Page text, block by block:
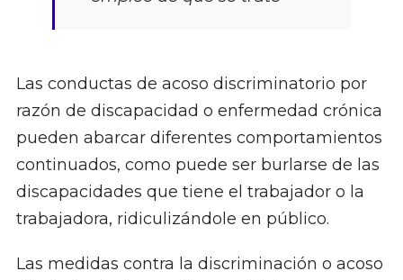
Las conductas de acoso discriminatorio por
razón de discapacidad o enfermedad crónica
pueden abarcar diferentes comportamientos
continuados, como puede ser burlarse de las
discapacidades que tiene el trabajador o la
trabajadora, ridiculizándole en público.
Las medidas contra la discriminación o acoso